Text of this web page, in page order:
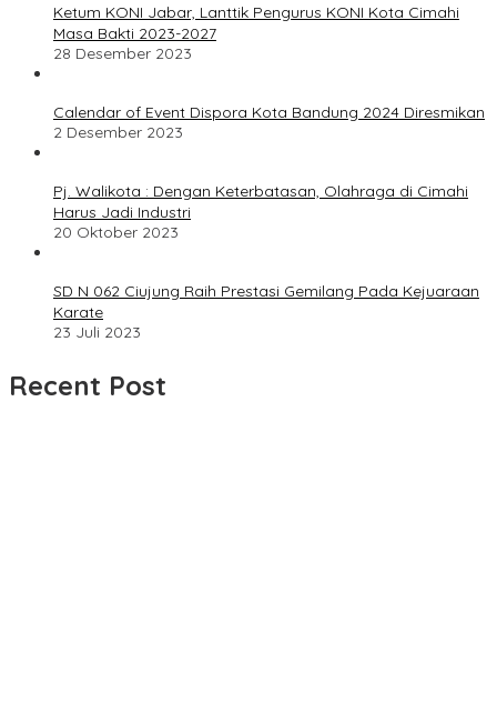
Ketum KONI Jabar, Lanttik Pengurus KONI Kota Cimahi
Masa Bakti 2023-2027
28 Desember 2023
Calendar of Event Dispora Kota Bandung 2024 Diresmikan
2 Desember 2023
Pj. Walikota : Dengan Keterbatasan, Olahraga di Cimahi
Harus Jadi Industri
20 Oktober 2023
SD N 062 Ciujung Raih Prestasi Gemilang Pada Kejuaraan
Karate
23 Juli 2023
Recent Post